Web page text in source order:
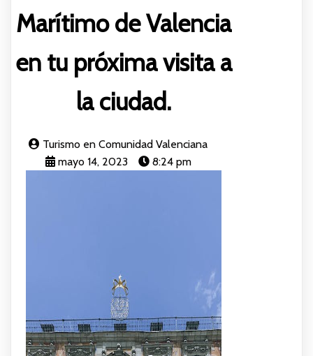
Marítimo de Valencia
en tu próxima visita a
la ciudad.
Turismo en Comunidad Valenciana
mayo 14, 2023
8:24 pm